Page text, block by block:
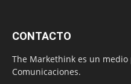
CONTACTO
The Markethink es un
Comunicaciones.